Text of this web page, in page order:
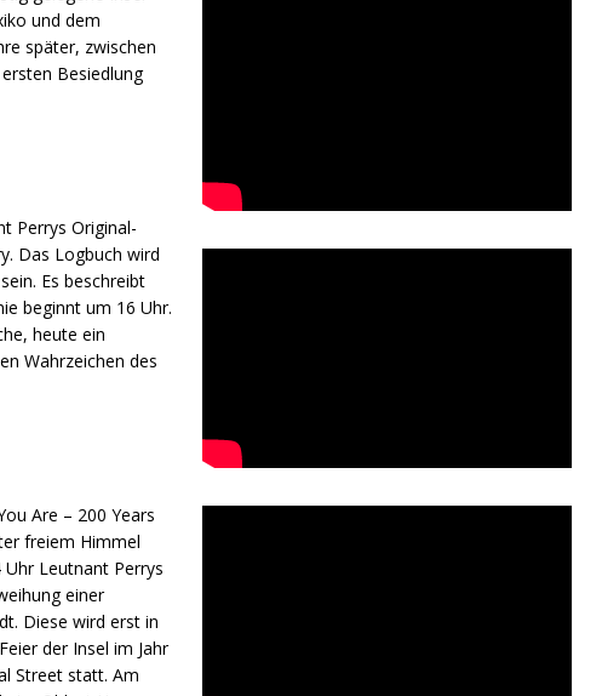
und dem
später, zwischen
Besiedlung
Perrys Original-
Das Logbuch wird
Es beschreibt
beginnt um 16 Uhr.
heute ein
Wahrzeichen des
Are – 200 Years
freiem Himmel
Leutnant Perrys
einer
Diese wird erst in
der Insel im Jahr
Street statt. Am